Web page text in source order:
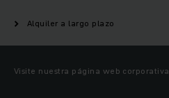
Alquiler a largo plazo
Visite nuestra página web corporativa